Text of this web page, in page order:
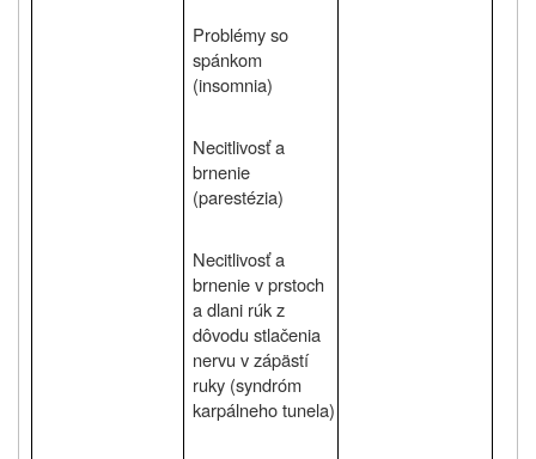
Problémy so
spánkom
(insomnia)
Necitlivosť a
brnenie
(parestézia)
Necitlivosť a
brnenie v prstoch
a dlani rúk z
dôvodu stlačenia
nervu v zápästí
ruky (syndróm
karpálneho tunela)